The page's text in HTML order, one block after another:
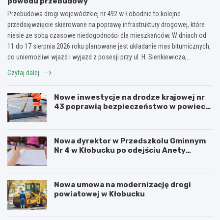
Przebudowa drogi wojewódzkiej nr 492 w Łobodnie to kolejne
przedsięwzięcie skierowane na poprawę infrastruktury drogowej, które
niesie ze sobą czasowe niedogodności dla mieszkańców. W dniach od
11 do 17 sierpnia 2026 roku planowane jest układanie mas bitumicznych,
co uniemożliwi wjazd i wyjazd z posesji przy ul. H. Sienkiewicza,…
Czytaj dalej
Nowe inwestycje na drodze krajowej nr
43 poprawią bezpieczeństwo w powiecie
Nowa dyrektor w Przedszkolu Gminnym
Nr 4 w Kłobucku po odejściu Anety
Nowa umowa na modernizację drogi
powiatowej w Kłobucku